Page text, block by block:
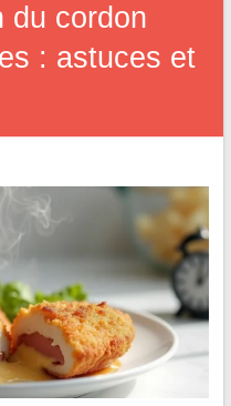
du cordon
: astuces et